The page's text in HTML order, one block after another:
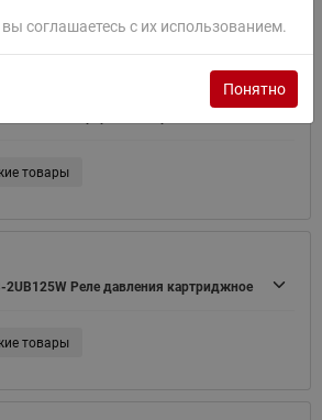
товары
2UB125W Реле давления картриджное
товары
соглашаетесь с их использованием.
Понятно